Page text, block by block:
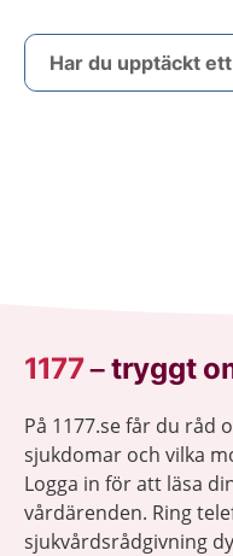
Har du upptäckt
1177–tryggt
På 1177.se får du råd
sjukdomar och vilka
Logga in för att läsa
vårdärenden. Ring
sjukvårdsrådgivning